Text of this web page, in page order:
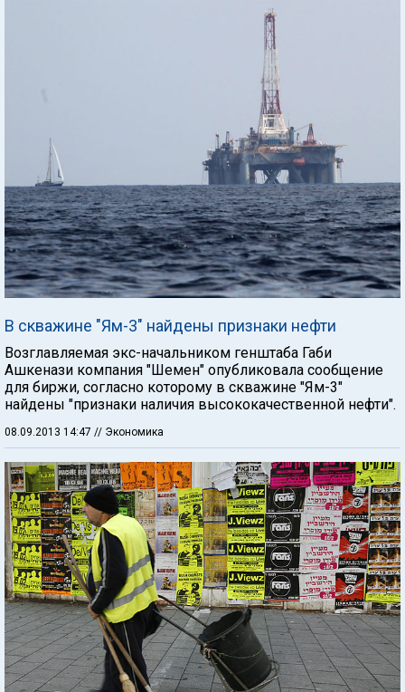
В скважине "Ям-3" найдены признаки нефти
Возглавляемая экс-начальником генштаба Габи
Ашкенази компания "Шемен" опубликовала сообщение
для биржи, согласно которому в скважине "Ям-3"
найдены "признаки наличия высококачественной нефти".
08.09.2013 14:47 // Экономика